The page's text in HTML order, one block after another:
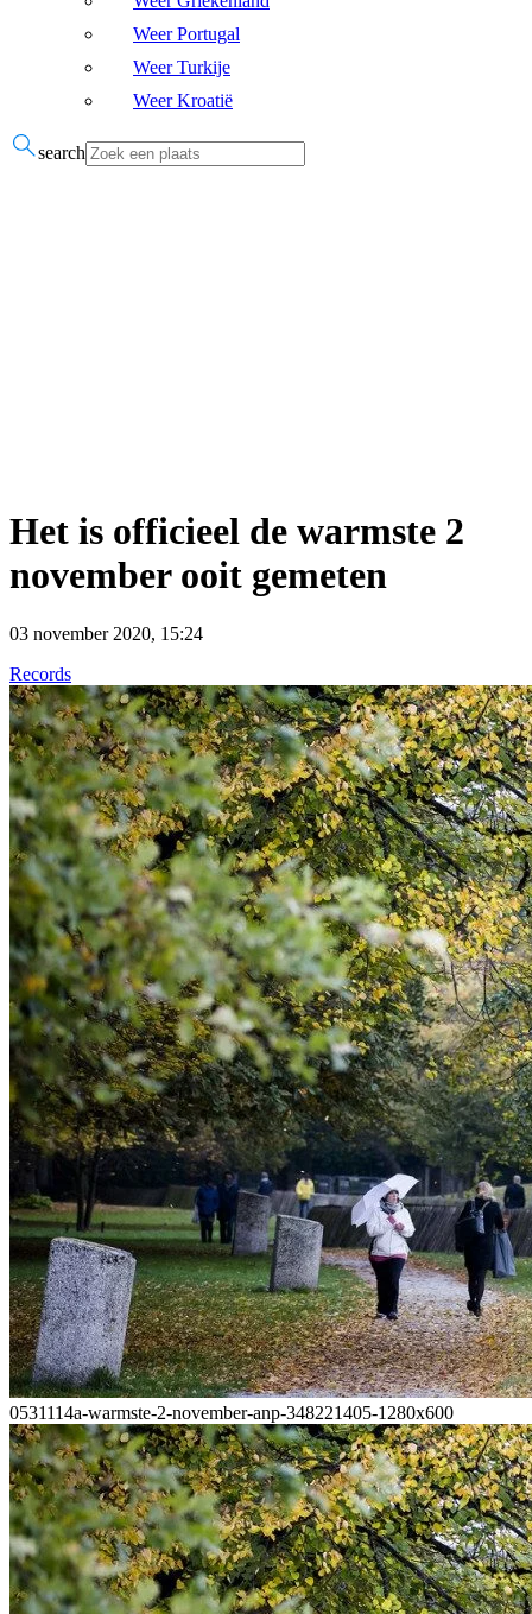
Weer Portugal
Weer Turkije
Weer Kroatië
search
Het is officieel de warmste 2
november ooit gemeten
03 november 2020, 15:24
Records
0531114a-warmste-2-november-anp-348221405-1280x600